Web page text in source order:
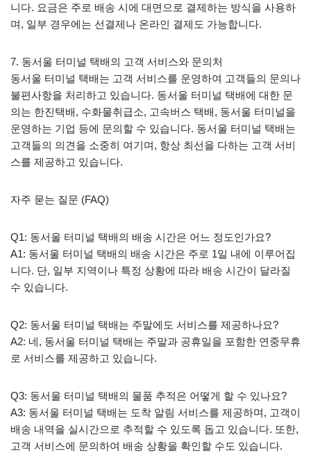
니다. 요금은 주로 배송 시에 대면으로 결제하는 방식을 사용하
며, 일부 경우에는 선결제나 온라인 결제도 가능합니다.
7. 동서울 터미널 택배의 고객 서비스와 문의처
동서울 터미널 택배는 고객 서비스를 운영하여 고객들의 문의나
불편사항을 처리하고 있습니다. 동서울 터미널 택배에 대한 문
의는 한진택배, 수화물취급소, 고속버스 택배, 동서울 터미널을
운영하는 기업 등에 문의할 수 있습니다. 동서울 터미널 택배는
고객들의 의견을 소중히 여기며, 항상 최선을 다하는 고객 서비
스를 제공하고 있습니다.
자주 묻는 질문 (FAQ)
Q1: 동서울 터미널 택배의 배송 시간은 어느 정도인가요?
A1: 동서울 터미널 택배의 배송 시간은 주로 1일 내에 이루어집
니다. 단, 일부 지역이나 특정 상황에 따라 배송 시간이 달라질
수 있습니다.
Q2: 동서울 터미널 택배는 주말에도 서비스를 제공하나요?
A2: 네, 동서울 터미널 택배는 주말과 공휴일을 포함한 연중무휴
로 서비스를 제공하고 있습니다.
Q3: 동서울 터미널 택배의 물품 추적은 어떻게 할 수 있나요?
A3: 동서울 터미널 택배는 도착 알림 서비스를 제공하며, 고객이
배송 내역을 실시간으로 추적할 수 있도록 돕고 있습니다. 또한,
고객 서비스에 문의하여 배송 상황을 확인할 수도 있습니다.